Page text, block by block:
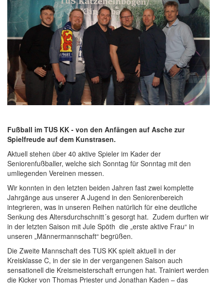
Fußball im TUS KK - von den Anfängen auf Asche zur
Spielfreude auf dem Kunstrasen.
Aktuell stehen über 40 aktive Spieler im Kader der
Seniorenfußballer, welche sich Sonntag für Sonntag mit den
umliegenden Vereinen messen.
Wir konnten in den letzten beiden Jahren fast zwei komplette
Jahrgänge aus unserer A Jugend in den Seniorenbereich
integrieren, was in unseren Reihen natürlich für eine deutliche
Senkung des Altersdurchschnitt´s gesorgt hat. Zudem durften wir
in der letzten Saison mit Jule Spöth die „erste aktive Frau“ in
unseren „Männermannschaft“ begrüßen.
Die Zweite Mannschaft des TUS KK spielt aktuell in der
Kreisklasse C, in der sie in der vergangenen Saison auch
sensationell die Kreismeisterschaft errungen hat. Trainiert werden
die Kicker von Thomas Priester und Jonathan Kaden – das